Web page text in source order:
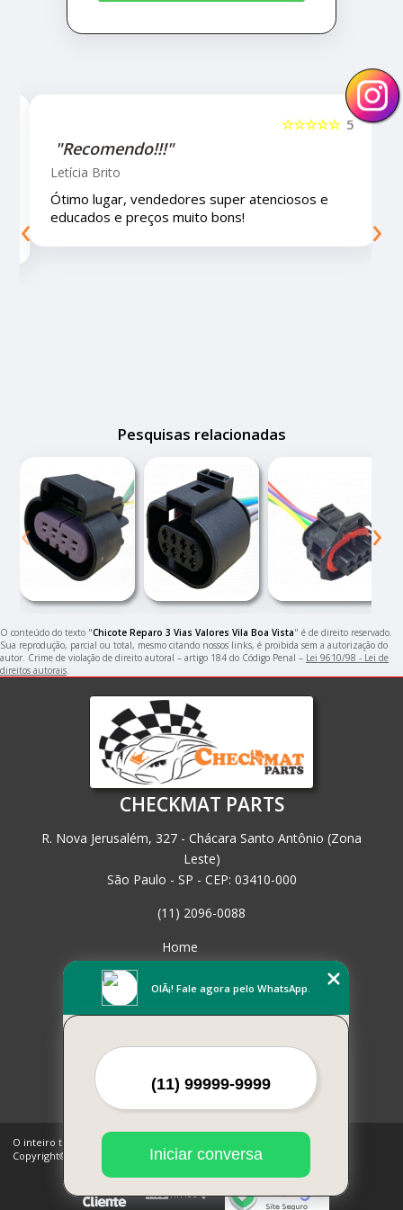
5
☆☆☆☆☆
"Recomendo!!!"
Letícia Brito
Ótimo lugar, vendedores super atenciosos e
educados e preços muito bons!
‹ ›
Pesquisas relacionadas
‹ ›
O conteúdo do texto "Chicote Reparo 3 Vias Valores Vila Boa Vista" é de direito reservado.
Sua reprodução, parcial ou total, mesmo citando nossos links, é proibida sem a autorização do
autor. Crime de violação de direito autoral – artigo 184 do Código Penal – Lei 9610/98 - Lei de
direitos autorais.
CHECKMAT PARTS
R. Nova Jerusalém, 327 - Chácara Santo Antônio (Zona
Leste)
São Paulo - SP - CEP: 03410-000
(11) 2096-0088
Home
Missão
Mapa do site
O inteiro teor deste site está sujeito à proteção de direitos autorais.
Copyright© CHECKMAT PARTS (Lei 9610 de 19/02/1998)
OlÃ¡! Fale agora pelo WhatsApp.
Iniciar conversa